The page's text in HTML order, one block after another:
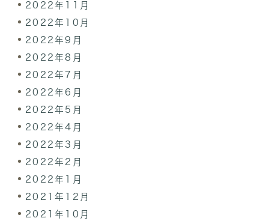
2022年11月
2022年10月
2022年9月
2022年8月
2022年7月
2022年6月
2022年5月
2022年4月
2022年3月
2022年2月
2022年1月
2021年12月
2021年10月